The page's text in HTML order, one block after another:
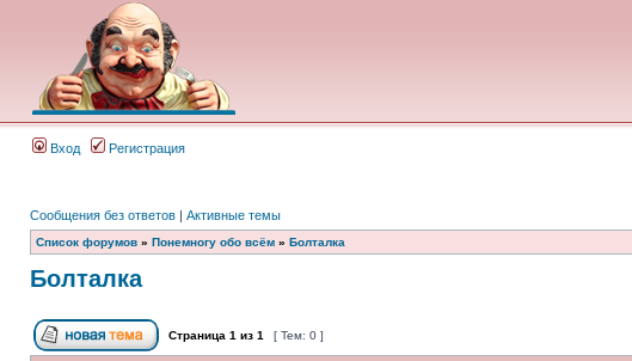
Вход Регистрация
Сообщения без ответов | Активные темы
Список форумов » Понемногу обо всём » Болталка
Болталка
Страница 1 из 1 [ Тем: 0 ]